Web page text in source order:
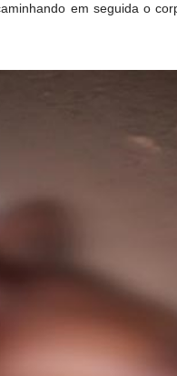
em seguida o